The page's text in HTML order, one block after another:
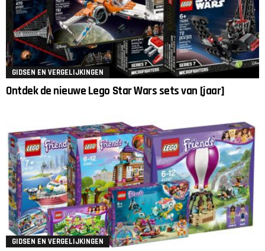
GIDSEN EN VERGELIJKINGEN
Ontdek de nieuwe Lego Star Wars sets van [jaar]
GIDSEN EN VERGELIJKINGEN